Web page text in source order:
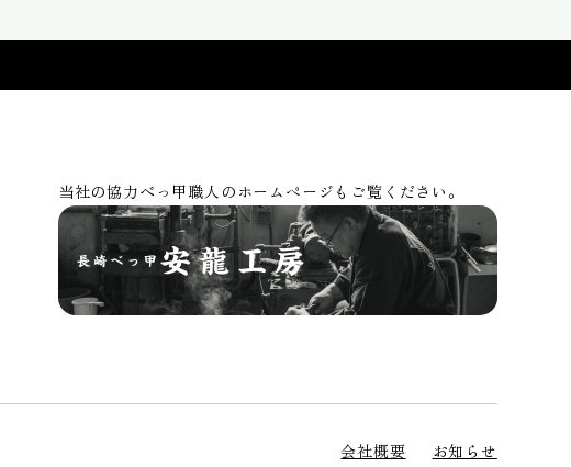
当社の協力べっ甲職人のホームページもご覧ください。
会社概要 お知らせ